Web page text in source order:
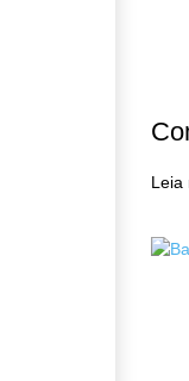
Leia